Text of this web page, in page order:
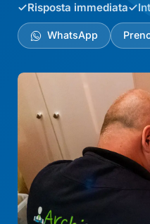
Risposta immediata
WhatsApp